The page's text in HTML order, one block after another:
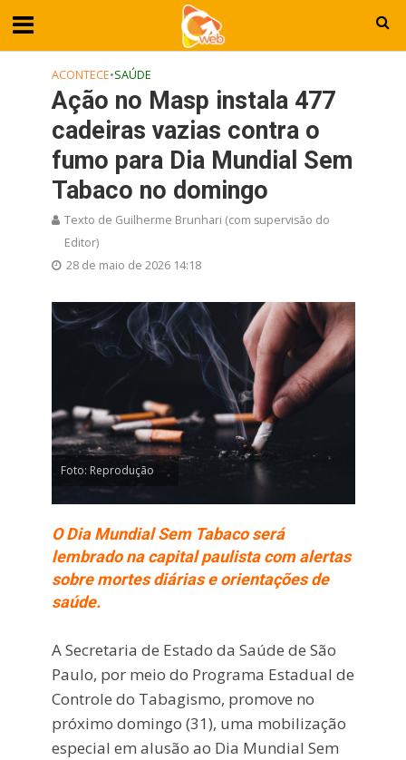
ACONTECE•SAÚDE
Ação no Masp instala 477
cadeiras vazias contra o
fumo para Dia Mundial Sem
Tabaco no domingo
Texto de Guilherme Brunhari (com supervisão do
Editor)
28 de maio de 2026 14:18
Foto: Reprodução
O Dia Mundial Sem Tabaco será
lembrado na capital paulista com alertas
sobre mortes diárias e orientações de
saúde.
A Secretaria de Estado da Saúde de São
Paulo, por meio do Programa Estadual de
Controle do Tabagismo, promove no
próximo domingo (31), uma mobilização
especial em alusão ao Dia Mundial Sem